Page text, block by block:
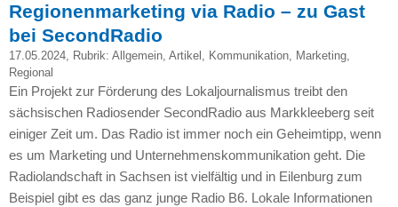
Regionenmarketing via Radio – zu Gast
bei SecondRadio
17.05.2024, Rubrik: Allgemein, Artikel , Kommunikation, Marketing,
Regional
Ein Projekt zur Förderung des Lokaljournalismus treibt den
sächsischen Radiosender SecondRadio aus Markkleeberg seit
einiger Zeit um. Das Radio ist immer noch ein Geheimtipp, wenn
es um Marketing und Unternehmenskommunikation geht. Die
Radiolandschaft in Sachsen ist vielfältig und in Eilenburg zum
Beispiel gibt es das ganz junge Radio B6. Lokale Informationen